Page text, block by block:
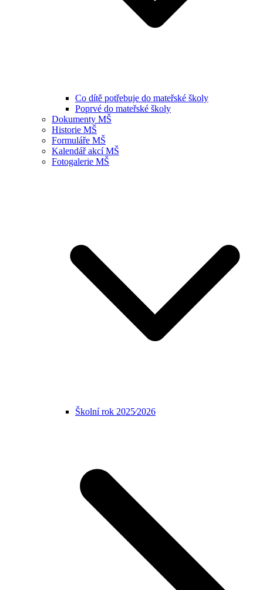
Co dítě potřebuje do mateřské školy
Poprvé do mateřské školy
Dokumenty MŠ
Historie MŠ
Formuláře MŠ
Kalendář akcí MŠ
Fotogalerie MŠ
Školní rok 2025⁄2026